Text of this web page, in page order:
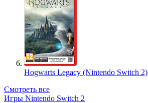
Hogwarts Legacy (Nintendo Switch 2)
Смотреть все
Игры Nintendo Switch 2